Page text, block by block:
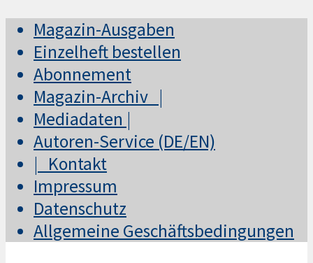
Magazin-Ausgaben
Einzelheft bestellen
Abonnement
Magazin-Archiv |
Mediadaten |
Autoren-Service (DE/EN)
| Kontakt
Impressum
Datenschutz
Allgemeine Geschäftsbedingungen